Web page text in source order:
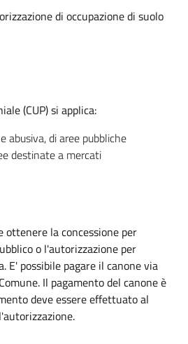
di occupazione di suolo
(CUP) si applica:
abusiva, di aree pubbliche
destinate a mercati
ottenere la concessione per
o l'autorizzazione per
E' possibile pagare il canone via
Il pagamento del canone è
deve essere effettuato al